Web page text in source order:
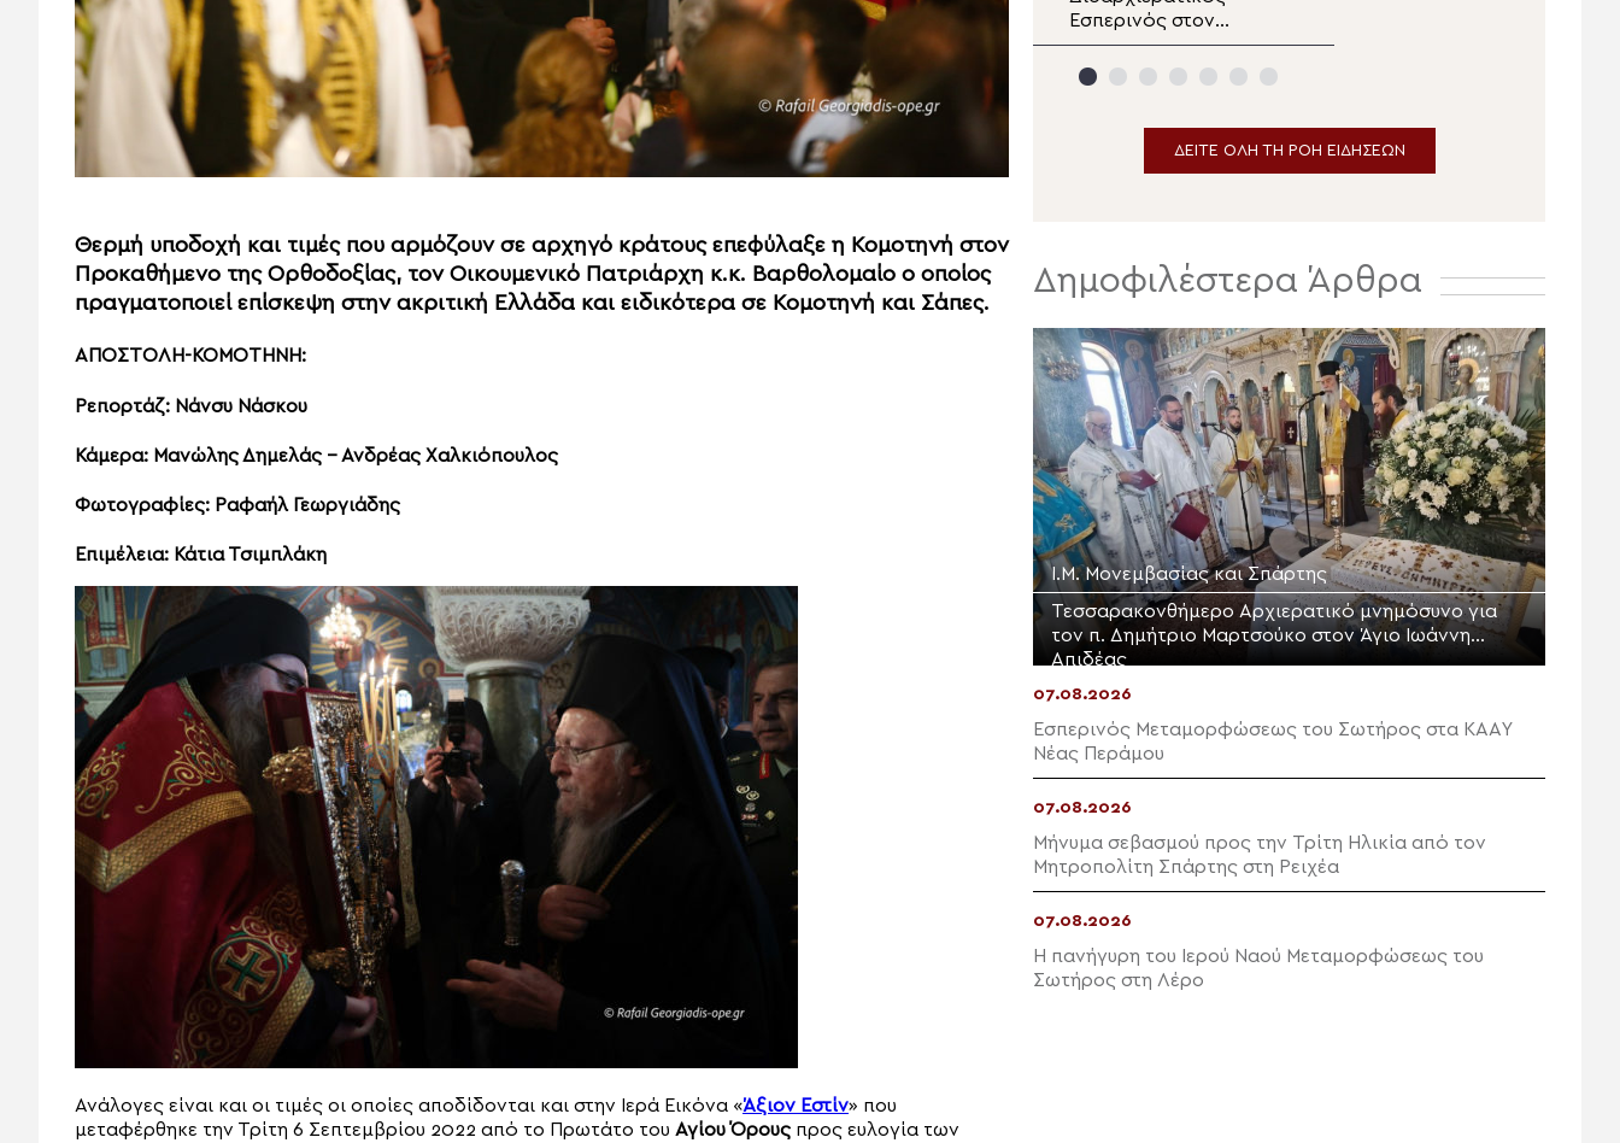
Θερμή υποδοχή και τιμές που αρμόζουν σε αρχηγό κράτους επεφύλαξε η Κομοτηνή στον
Προκαθήμενο της Ορθοδοξίας, τονΟικουμενικό Πατριάρχη κ.κ. Βαρθολομαίο ο οποίος
πραγματοποιεί επίσκεψη στην ακριτική Ελλάδα και ειδικότερα σε Κομοτηνή και Σάπες.
ΑΠΟΣΤΟΛΗ-ΚΟΜΟΤΗΝΗ:
Ρεπορτάζ: Νάνσυ Νάσκου
Κάμερα: Μανώλης Δημελάς – Ανδρέας Χαλκιόπουλος
Φωτογραφίες: Ραφαήλ Γεωργιάδης
Επιμέλεια: Κάτια Τσιμπλάκη
Ανάλογες είναι και οι τιμές οι οποίες αποδίδονται και στην Ιερά Εικόνα «Άξιον Εστίν» που
μεταφέρθηκε την Τρίτη 6 Σεπτεμβρίου 2022 από το Πρωτάτο του Αγίου Όρους προς ευλογία των
διπλή εορτή της Σάμου
Εσπερινός στον
πανηγυρίζοντα
Μητροπολιτικό Ναό της
ΔΕΙΤΕ ΟΛΗ ΤΗ ΡΟΗ ΕΙΔΗΣΕΩΝ
Δημοφιλέστερα Άρθρα
Ι.Μ. Μονεμβασίας και Σπάρτης
Τεσσαρακονθήμερο Αρχιερατικό μνημόσυνο για
τον π. Δημήτριο Μαρτσούκο στον Άγιο Ιωάννη
Απιδέας
07.08.2026
Εσπερινός Μεταμορφώσεως του Σωτήρος στα ΚΑΑΥ
Νέας Περάμου
07.08.2026
Μήνυμα σεβασμού προς την Τρίτη Ηλικία από τον
Μητροπολίτη Σπάρτης στη Ρειχέα
07.08.2026
Η πανήγυρη του Ιερού Ναού Μεταμορφώσεως του
Σωτήρος στη Λέρο